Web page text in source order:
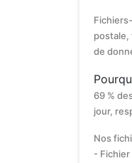
postale,
de
69 %
jour,
Nos
- Fichier